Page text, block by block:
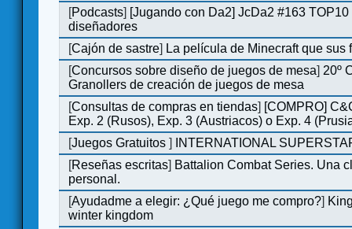
[Podcasts] [Jugando con Da2] JcDa2 #163
diseñadores
[Cajón de sastre] La película de Minecraft que sus
[Concursos sobre diseño de juegos de mesa] 20º
Granollers de creación de juegos de mesa
[Consultas de compras en tiendas] [COMPRO]
Exp. 2 (Rusos), Exp. 3 (Austriacos) o Exp. 4
[Juegos Gratuitos]
INTERNATIONAL
[Reseñas escritas] Battalion Combat Series. Una
personal.
[Ayudadme a elegir: ¿Qué juego me compro?]
winter kingdom